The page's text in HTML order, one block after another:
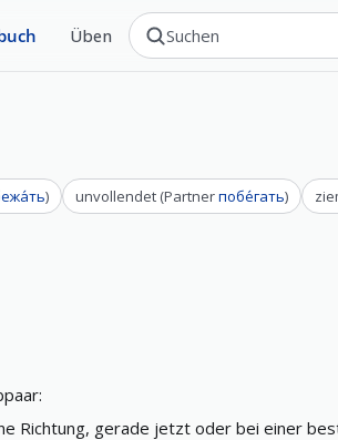
Üben
) unvollendet (Partnerпобе́гать)
Richtung, gerade jetzt oder bei einer